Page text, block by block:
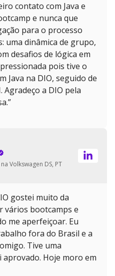
contato com Java e
e nunca que
para o processo
uma dinâmica de grupo,
desafios de lógica em
pois tive o
Java na DIO, seguido de
Agradeço a DIO pela
Volkswagen DS, PT
gostei muito da
vários bootcamps e
me aperfeiçoar. Eu
fora do Brasil e a
Tive uma
Hoje moro em